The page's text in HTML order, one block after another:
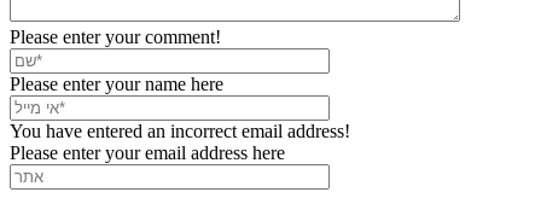
Please enter your comment!
Please enter your name here
You have entered an incorrect email address!
Please enter your email address here